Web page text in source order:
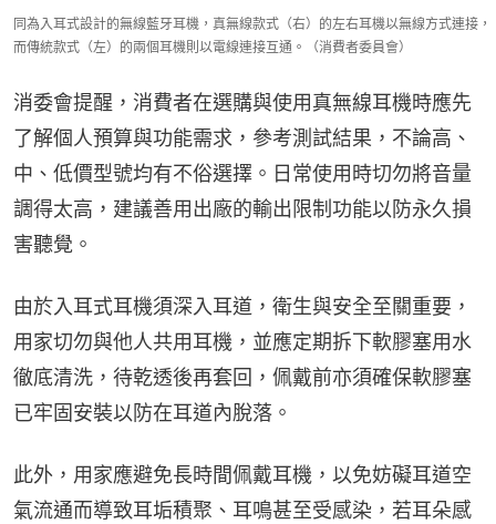
同為入耳式設計的無線藍牙耳機，真無線款式（右）的左右耳機以無線方式連接，
而傳統款式（左）的兩個耳機則以電線連接互通。（消費者委員會）
消委會提醒，消費者在選購與使用真無線耳機時應先
了解個人預算與功能需求，參考測試結果，不論高、
中、低價型號均有不俗選擇。日常使用時切勿將音量
調得太高，建議善用出廠的輸出限制功能以防永久損
害聽覺。
由於入耳式耳機須深入耳道，衛生與安全至關重要，
用家切勿與他人共用耳機，並應定期拆下軟膠塞用水
徹底清洗，待乾透後再套回，佩戴前亦須確保軟膠塞
已牢固安裝以防在耳道內脫落。
此外，用家應避免長時間佩戴耳機，以免妨礙耳道空
氣流通而導致耳垢積聚、耳鳴甚至受感染，若耳朵感